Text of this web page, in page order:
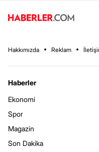
Hakkımızda Reklam
Haberler
Ekonomi
Spor
Magazin
Son Dakika